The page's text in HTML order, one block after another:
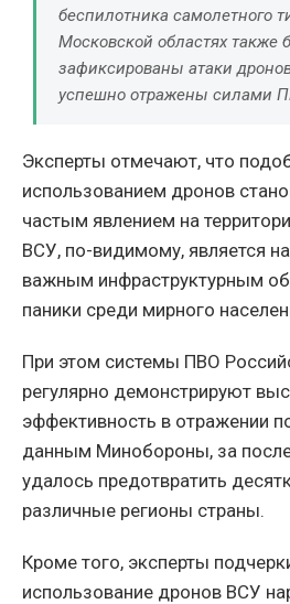
беспилотника самолетного
Московской областях также
зафиксированы атаки
успешно отражены силами
Эксперты отмечают, что
использованием дронов
частым явлением на
ВСУ, по-видимому, является
важным инфраструктурным
паники среди мирного
При этом системы ПВО
регулярно демонстрируют
эффективность в отражении
данным Минобороны, за
удалось предотвратить
различные регионы страны.
Кроме того, эксперты
использование дронов ВСУ